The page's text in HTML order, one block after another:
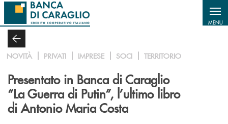
Salta al contenuto principale
MENU
NOVITÀ PRIVATI IMPRESE SOCI TERRITORIO
Presentato in Banca di Caraglio
“La Guerra di Putin”, l’ultimo libro
di Antonio Maria Costa